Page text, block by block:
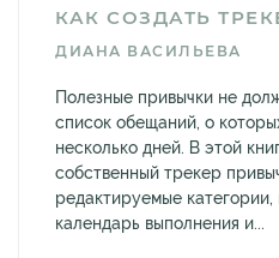
КАК СОЗДАТЬ
ДИАНА ВАСИЛЬЕВА
Полезные привычки не
список обещаний, о
несколько дней. В этой
собственный трекер
редактируемые категории,
календарь выполнения и...